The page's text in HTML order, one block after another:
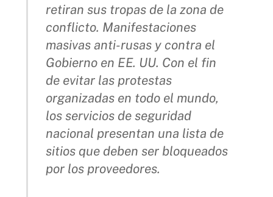
retiran sus tropas de la zona de
conflicto. Manifestaciones
masivas anti-rusas y contra el
Gobierno en EE. UU. Con el fin
de evitar las protestas
organizadas en todo el mundo,
los servicios de seguridad
nacional presentan una lista de
sitios que deben ser bloqueados
por los proveedores.